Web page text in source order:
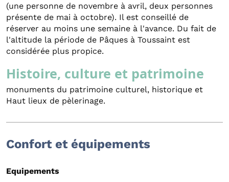
(une personne de novembre à avril, deux personnes
présente de mai à octobre). Il est conseillé de
réserver au moins une semaine à l'avance. Du fait de
l'altitude la période de Pâques à Toussaint est
considérée plus propice.
Histoire, culture et patrimoine
monuments du patrimoine culturel, historique et
Haut lieux de pèlerinage.
Confort et équipements
Equipements